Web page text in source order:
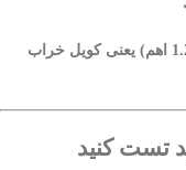
اگر مقدار غیرعادی است (مثلاً 0.15 کویل شده 1.20 اهم) یعنی کویل خراب